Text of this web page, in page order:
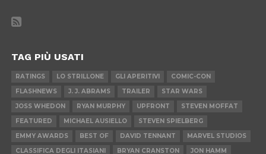
TAG PIÙ USATI
RATINGS LO STRILLONE GLI APERITIVI
COMIC-CON
FLASHNEWS
J. J. ABRAMS TRAILER
STAR WARS
JOSS WHEDON
RYAN MURPHY UPFRONT
STEVEN MOFFAT
FEATURED
MICHAEL AUSIELLO
STEVEN SPIELBERG
EMMY AWARDS
BEST OF DAVID TENNANT
MARVEL STUDIOS
CLASSIFICA DEGLI ITASIANI
BRYAN CRANSTON
JON HAMM